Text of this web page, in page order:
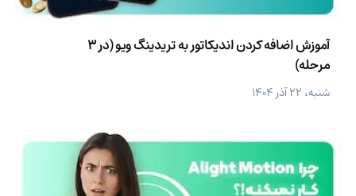
آموزش اضافه کردن اندیکاتور به تریدینگ ویو (در 3
مرحله)
شنبه، ۲۲ آذر ۱۴۰۴